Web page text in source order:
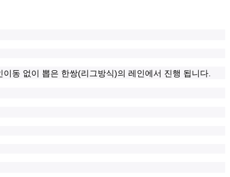
이동 없이 뽑은 한쌍(리그방식)의 레인에서 진행 됩니다.